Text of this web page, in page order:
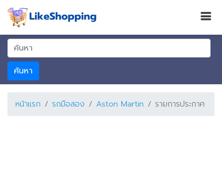
ค้นหา
หน้าแรก รถมือสอง Aston Martin รายการประกาศ